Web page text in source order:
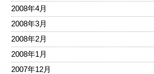
2008年4月
2008年3月
2008年2月
2008年1月
2007年12月